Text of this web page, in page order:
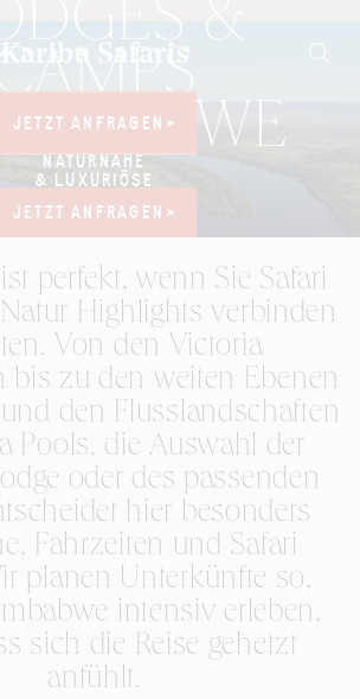
JETZT ANFRAGEN
JETZT ANFRAGEN
&
JETZT ANFRAGEN
JETZT ANFRAGEN
NATURNAHE
& LUXURIÖSE
perfekt, wenn Sie Safari
Highlights verbinden
Von den Victoria
bis zu den weiten Ebenen
den Flusslandschaften
Pools, die Auswahl der
oder des passenden
hier besonders
Fahrzeiten und Safari
planen Unterkünfte so,
intensiv erleben,
sich die Reise gehetzt
anfühlt.